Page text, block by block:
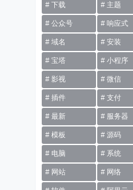
下载 主题
公众号 响应式
域名 安装
宝塔 小程序
影视 微信
插件 支付
最新 服务器
模板 源码
电脑 系统
网站 网络